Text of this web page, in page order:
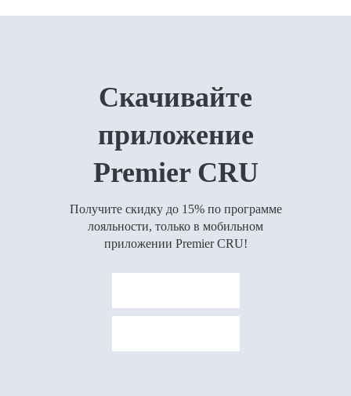
Скачивайте
приложение
Premier CRU
Получите скидку до 15% по программе
лояльности, только в мобильном
приложении Premier CRU!